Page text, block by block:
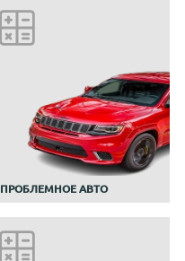
ПРОБЛЕМНОЕ АВТО